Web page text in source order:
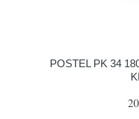
POSTEL PK 34